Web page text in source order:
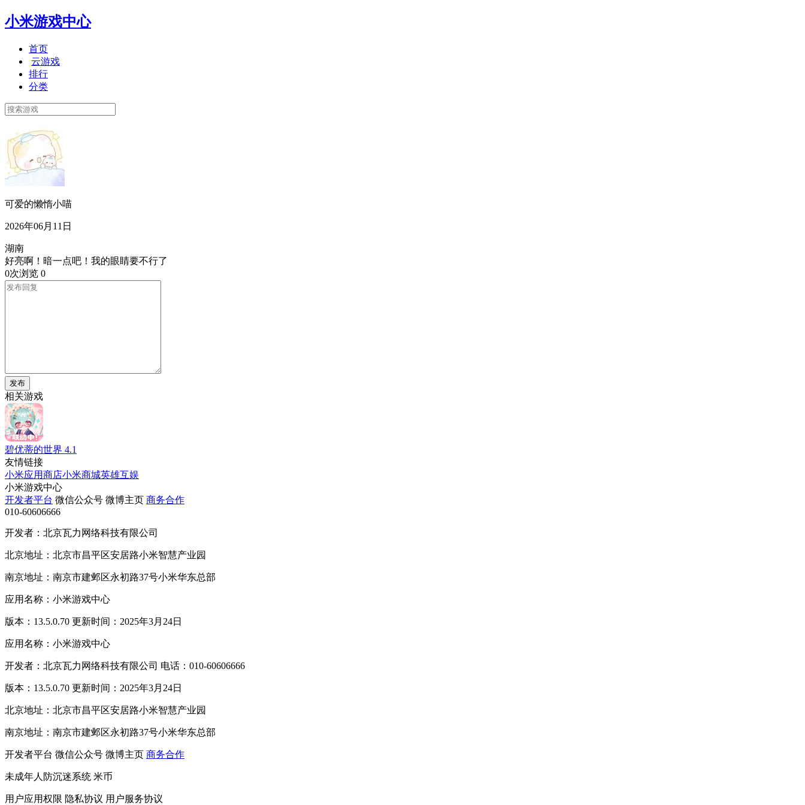
小米游戏中心
首页
云游戏
排行
分类
可爱的懒惰小喵
2026年06月11日
湖南
好亮啊！暗一点吧！我的眼睛要不行了
0次浏览 0
发布
相关游戏
碧优蒂的世界 4.1
友情链接
小米应用商店小米商城英雄互娱
小米游戏中心
开发者平台 微信公众号 微博主页 商务合作
010-60606666
开发者：北京瓦力网络科技有限公司
北京地址：北京市昌平区安居路小米智慧产业园
南京地址：南京市建邺区永初路37号小米华东总部
应用名称：小米游戏中心
版本：13.5.0.70 更新时间：2025年3月24日
应用名称：小米游戏中心
开发者：北京瓦力网络科技有限公司 电话：010-60606666
版本：13.5.0.70 更新时间：2025年3月24日
北京地址：北京市昌平区安居路小米智慧产业园
南京地址：南京市建邺区永初路37号小米华东总部
开发者平台 微信公众号 微博主页 商务合作
未成年人防沉迷系统 米币
用户应用权限 隐私协议 用户服务协议